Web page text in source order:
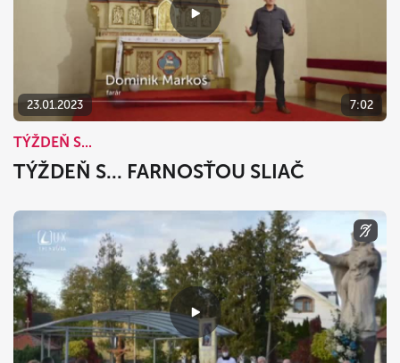
23.01.2023 7:02
TÝŽDEŇ S...
TÝŽDEŇ S... FARNOSŤOU SLIAČ